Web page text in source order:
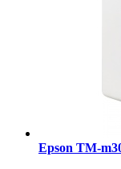
Epson TM-